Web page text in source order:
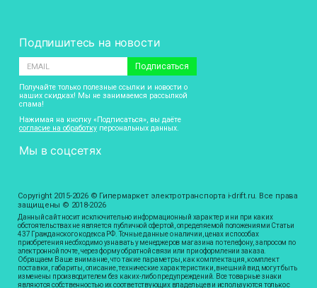
Подпишитесь на новости
Подписаться
Получайте только полезные ссылки и новости о
наших скидках! Мы не занимаемся рассылкой
спама!
Нажимая на кнопку «Подписаться», вы даёте
согласие на обработку персональных данных.
Мы в соцсетях
Copyright 2015-2026 © Гипермаркет электротранспорта i-drift.ru. Все права
защищены © 2018-2026
Данный сайт носит исключительно информационный характер и ни при каких
обстоятельствах не является публичной офертой, определяемой положениями Статьи
437 Гражданского кодекса РФ. Точные данные о наличии, ценах и способах
приобретения необходимо узнавать у менеджеров магазина по телефону, запросом по
электронной почте, через форму обратной связи или при оформлении заказа.
Обращаем Ваше внимание, что такие параметры, как комплектация, комплект
поставки, габариты, описание, технические характеристики, внешний вид могут быть
изменены производителем без каких-либо предупреждений. Все товарные знаки
являются собственностью их соответствующих владельцев и используются только с